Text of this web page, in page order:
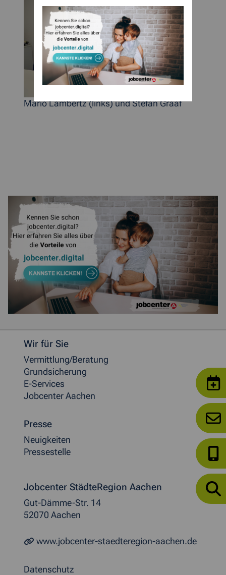
Mario Lambertz (links) und Stefan Graaf
Weitere allgemeine Informationen
Wir für Sie
Vermittlung/Beratung
Grundsicherung
E-Services
Jobcenter Aachen
Presse
Neuigkeiten
Pressestelle
Jobcenter StädteRegion Aachen
Gut-Dämme-Str. 14
52070 Aachen
www.jobcenter-staedteregion-aachen.de
Datenschutz